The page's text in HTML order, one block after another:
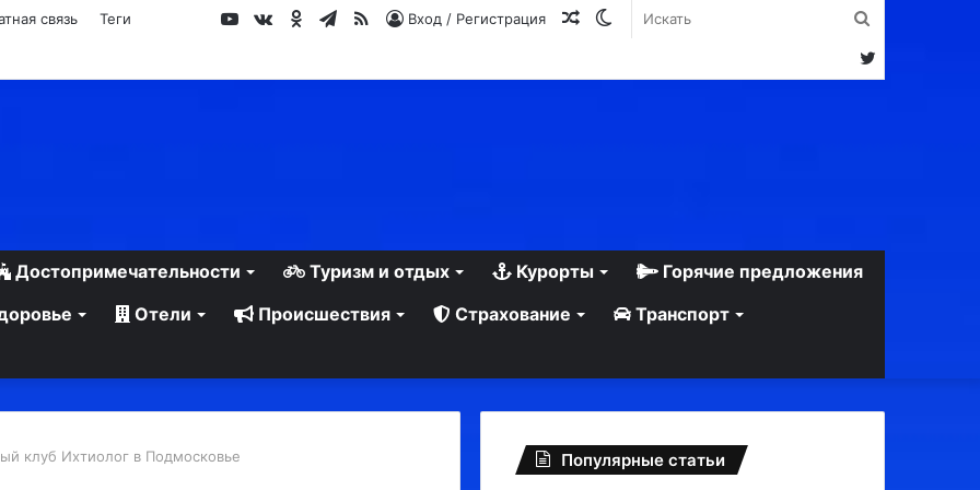
связь Теги
Switch
Случайная
Вход / Регистрация
RSS
Telegram
Одноклассники
vk.com
YouTube
Twitter
Достопримечательности Туризм и отдых Курорты
Горячие предложения
Отели Происшествия Страхование Транспорт
клуб Ихтиолог в Подмосковье Популярные статьи